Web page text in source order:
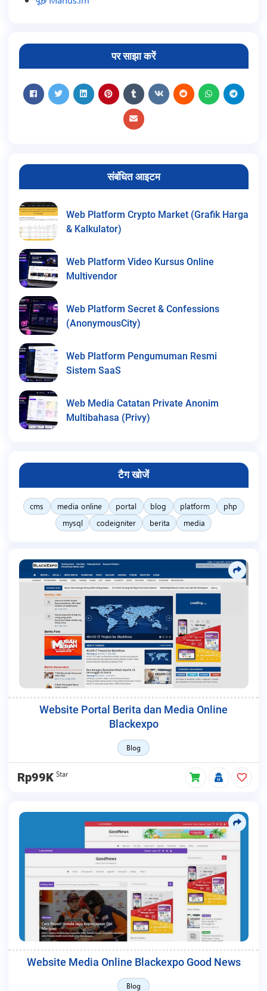
पर साझा करें
संबंधित आइटम
Web Platform Crypto Market (Grafik Harga
& Kalkulator)
Web Platform Video Kursus Online
Multivendor
Web Platform Secret & Confessions
(AnonymousCity)
Web Platform Pengumuman Resmi
Sistem SaaS
Web Media Catatan Private Anonim
Multibahasa (Privy)
टैग खोजें
cms media online portal blog platform
php
mysql
codeigniter berita media
Website Portal Berita dan Media Online
Blackexpo
Blog
Rp99K Star
Website Media Online Blackexpo Good News
Blog